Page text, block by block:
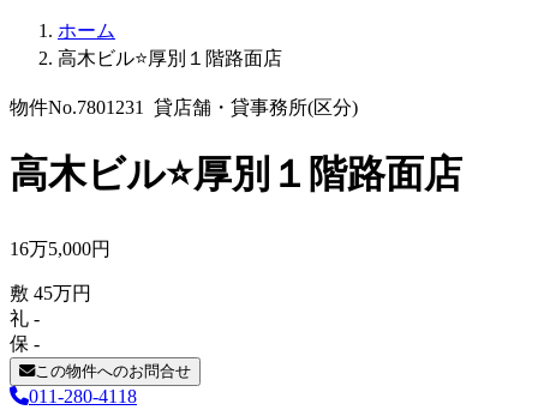
ホーム
高木ビル⭐厚別１階路面店
物件No.7801231 貸店舗・貸事務所(区分)
高木ビル⭐厚別１階路面店
16万5,000円
敷 45万円
礼 -
保 -
この物件へのお問合せ
011-280-4118